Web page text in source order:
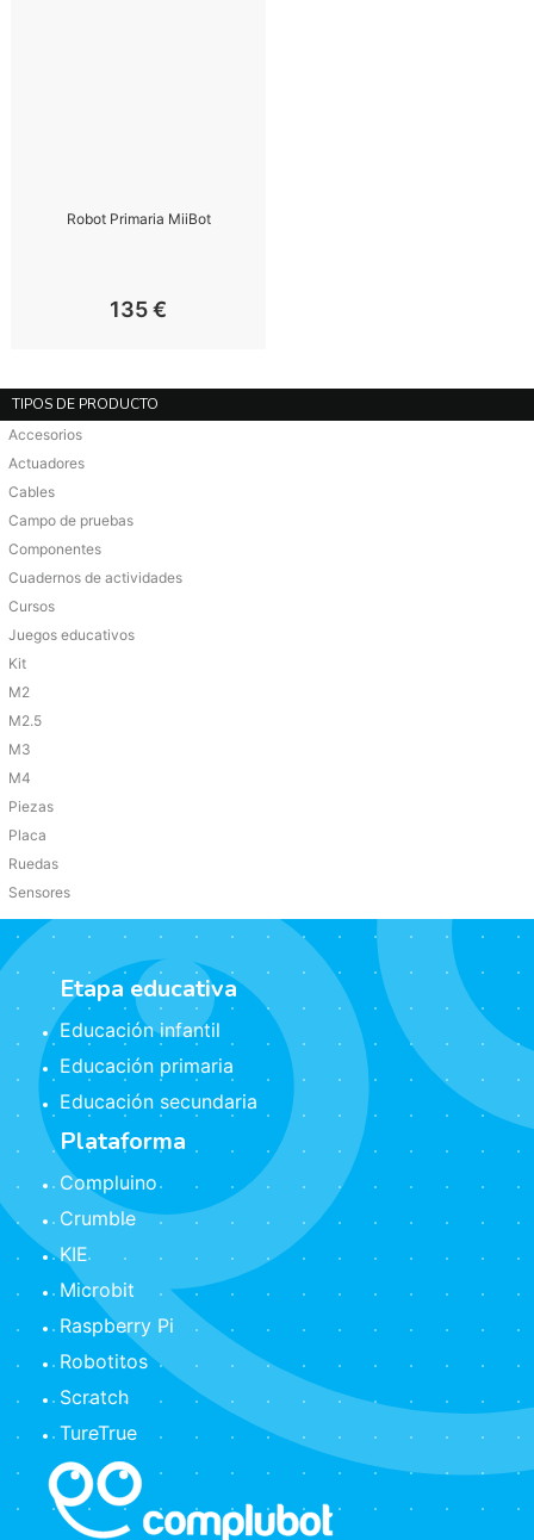
Robot Primaria MiiBot
135 €
TIPOS DE PRODUCTO
Accesorios
Actuadores
Cables
Campo de pruebas
Componentes
Cuadernos de actividades
Cursos
Juegos educativos
Kit
M2
M2.5
M3
M4
Piezas
Placa
Ruedas
Sensores
Etapa educativa
Educación infantil
Educación primaria
Educación secundaria
Plataforma
Compluino
Crumble
KIE
Microbit
Raspberry Pi
Robotitos
Scratch
TureTrue